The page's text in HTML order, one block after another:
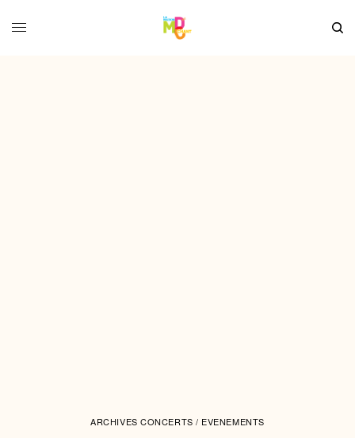
ARCHIVES CONCERTS / EVENEMENTS